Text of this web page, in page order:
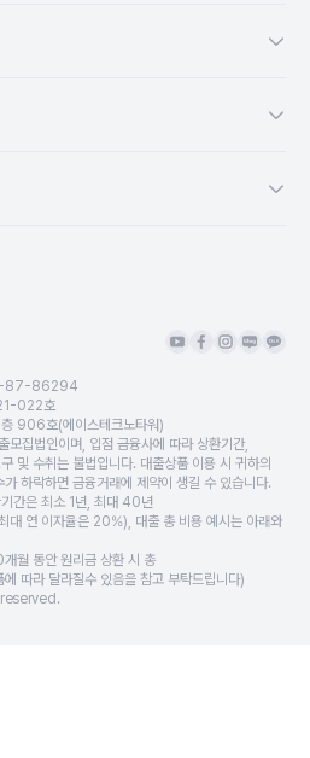
87-86294
022호
906호(에이스테크노타워)
모집법인이며, 입점 금융사에 따라 상환기간,
및 수취는 불법입니다. 대출상품 이용 시 귀하의
하락하면 금융거래에 제약이 생길 수 있습니다.
간은 최소 1년, 최대 40년
연 이자율은 20%), 대출 총 비용 예시는 아래와
동안 원리금 상환 시 총
따라 달라질수 있음을 참고 부탁드립니다)